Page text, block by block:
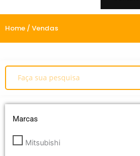
Home / Vendas
Marcas
Mitsubishi